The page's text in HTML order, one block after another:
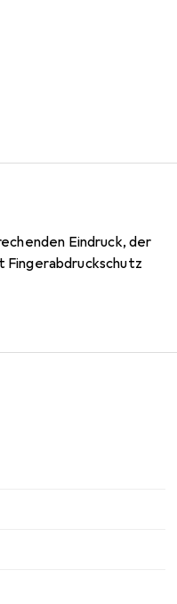
Eindruck, der
Fingerabdruckschutz